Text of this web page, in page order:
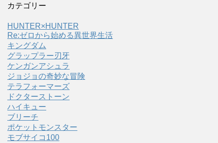
カテゴリー
HUNTER×HUNTER
Re:ゼロから始める異世界生活
キングダム
グラップラー刃牙
ケンガンアシュラ
ジョジョの奇妙な冒険
テラフォーマーズ
ドクターストーン
ハイキュー
ブリーチ
ポケットモンスター
モブサイコ100